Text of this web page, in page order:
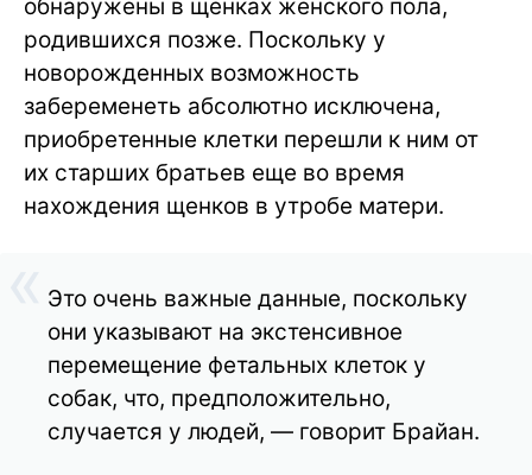
обнаружены в щенках женского пола,
родившихся позже. Поскольку у
новорожденных возможность
забеременеть абсолютно исключена,
приобретенные клетки перешли к ним от
их старших братьев еще во время
нахождения щенков в утробе матери.
Это очень важные данные, поскольку
они указывают на экстенсивное
перемещение фетальных клеток у
собак, что, предположительно,
случается у людей, — говорит Брайан.